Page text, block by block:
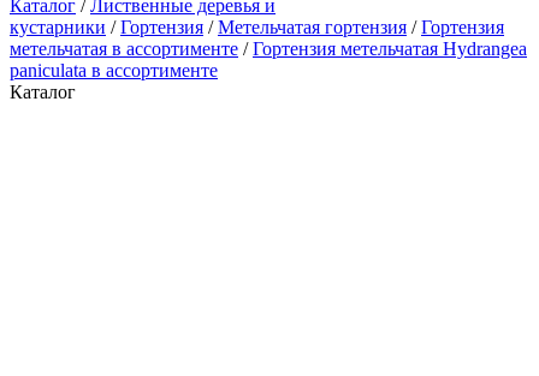
Каталог /Лиственные деревья и
кустарники /Гортензия /Метельчатая гортензия /Гортензия
метельчатая в ассортименте /Гортензия метельчатая Hydrangea
paniculata в ассортименте
Каталог